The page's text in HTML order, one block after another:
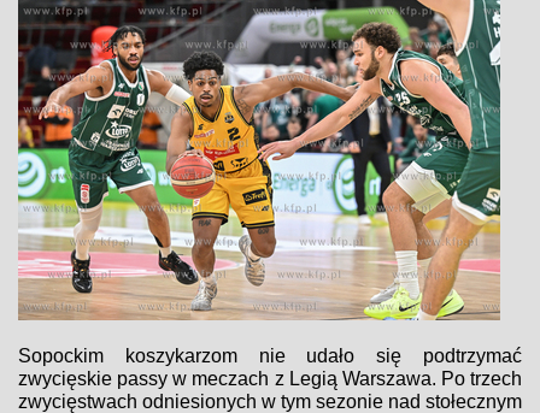
Sopockim koszykarzom nie udało się podtrzymać
zwycięskie passy w meczach z Legią Warszawa. Po trzech
zwycięstwach odniesionych w tym sezonie nad stołecznym